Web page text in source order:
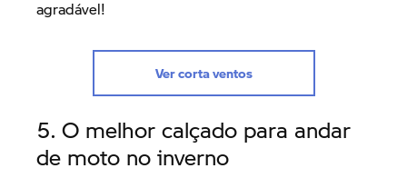
agradável!
Ver corta ventos
5. O melhor calçado para andar
de moto no inverno